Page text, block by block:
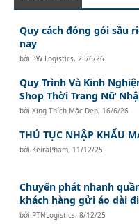
Quy cách đóng gói sầu
nay
bởi3W Logistics, 25/6/26
Quy Trình Và Kinh
Shop Thời Trang Nữ
bởiXing Thích Mặc Đẹp, 16/6/26
THỦ TỤC NHẬP KHẨU
bởi KeiraPham, 11/12/25
Chuyển phát nhanh
khách hàng gửi áo dài
bởi PTNLogistics,8/12/25